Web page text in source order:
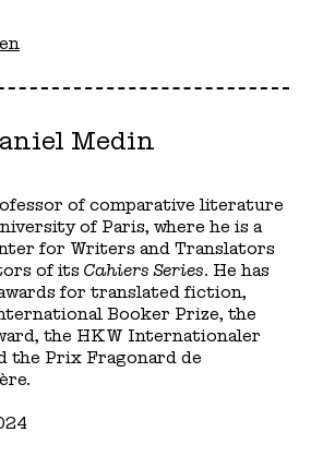
Medin
of comparative literature
of Paris, where he is a
for Writers and Translators
of its Cahiers Series. He has
for translated fiction,
Booker Prize, the
the HKW Internationaler
the Prix Fragonard de